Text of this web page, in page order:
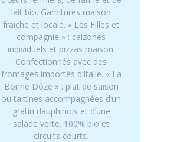
lait bio. Garnitures maison
fraiche et locale. « Les Filles et
compagnie » : calzones
individuels et pizzas maison.
Confectionnés avec des
fromages importés d’Italie. « La
Bonne Dôze » : plat de saison
ou tartines accompagnées d’un
gratin dauphinois et d’une
salade verte. 100% bio et
circuits courts.